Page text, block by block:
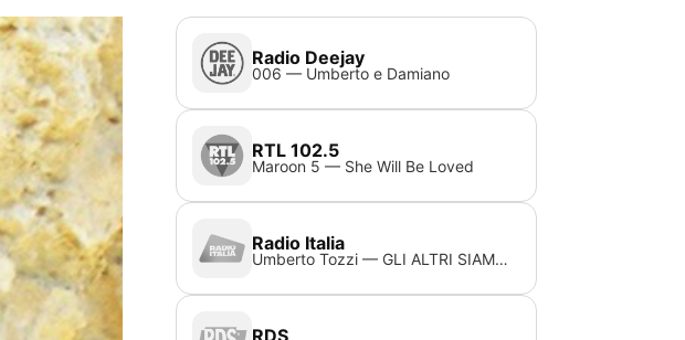
Radio Deejay
006 — Umberto e Damiano
RTL 102.5
Maroon 5 — She Will Be Loved
Radio Italia
Umberto Tozzi — GLI ALTRI SIAMO NOI (1991)
RDS